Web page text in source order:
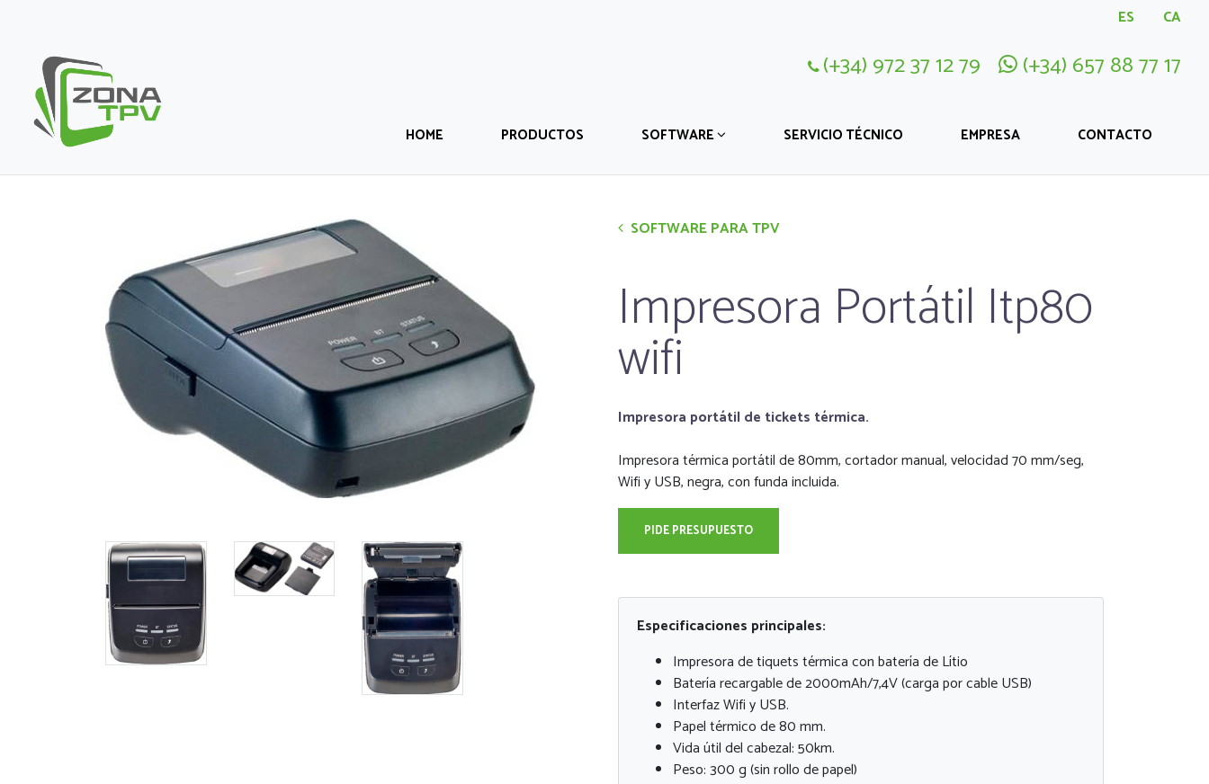
ES CA
(+34) 972 37 12 79 (+34) 657 88 77 17
HOME PRODUCTOS SOFTWARE SERVICIO TÉCNICO EMPRESA CONTACTO
SOFTWARE PARA TPV
Impresora Portátil Itp80
wifi
Impresora portátil de tickets térmica.
Impresora térmica portátil de 80mm, cortador manual, velocidad 70 mm/seg,
Wifi y USB, negra, con funda incluida.
PIDE PRESUPUESTO
Especificaciones principales:
Impresora de tiquets térmica con batería de Lítio
Batería recargable de 2000mAh/7,4V (carga por cable USB)
Interfaz Wifi y USB.
Papel térmico de 80 mm.
Vida útil del cabezal: 50km.
Peso: 300 g (sin rollo de papel)